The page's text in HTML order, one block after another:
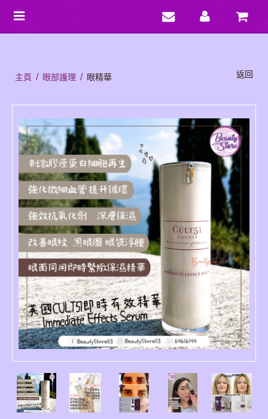
Toggle
主頁 / 眼部護理 / 眼精華 返回